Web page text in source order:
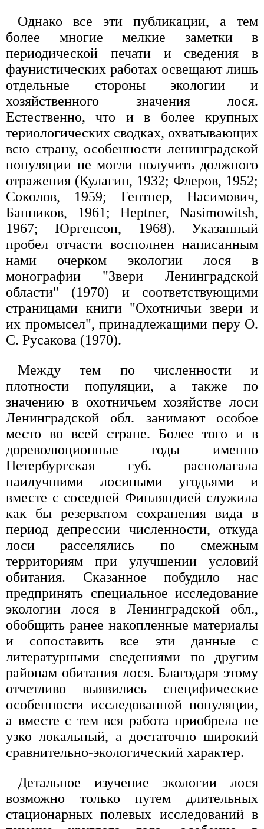
Однако все эти публикации, а тем
более многие мелкие заметки в
периодической печати и сведения в
фаунистических работах освещают лишь
отдельные стороны экологии и
хозяйственного значения лося.
Естественно, что и в более крупных
териологических сводках, охватывающих
всю страну, особенности ленинградской
популяции не могли получить должного
отражения (Кулагин, 1932; Флеров, 1952;
Соколов, 1959; Гептнер, Насимович,
Банников, 1961; Heptner, Nasimowitsh,
1967; Юргенсон, 1968). Указанный
пробел отчасти восполнен написанным
нами очерком экологии лося в
монографии "Звери Ленинградской
области" (1970) и соответствующими
страницами книги "Охотничьи звери и
их промысел", принадлежащими перу О.
С. Русакова (1970).
Между тем по численности и
плотности популяции, а также по
значению в охотничьем хозяйстве лоси
Ленинградской обл. занимают особое
место во всей стране. Более того и в
дореволюционные годы именно
Петербургская губ. располагала
наилучшими лосиными угодьями и
вместе с соседней Финляндией служила
как бы резерватом сохранения вида в
период депрессии численности, откуда
лоси расселялись по смежным
территориям при улучшении условий
обитания. Сказанное побудило нас
предпринять специальное исследование
экологии лося в Ленинградской обл.,
обобщить ранее накопленные материалы
и сопоставить все эти данные с
литературными сведениями по другим
районам обитания лося. Благодаря этому
отчетливо выявились специфические
особенности исследованной популяции,
а вместе с тем вся работа приобрела не
узко локальный, а достаточно широкий
сравнительно-экологический характер.
Детальное изучение экологии лося
возможно только путем длительных
стационарных полевых исследований в